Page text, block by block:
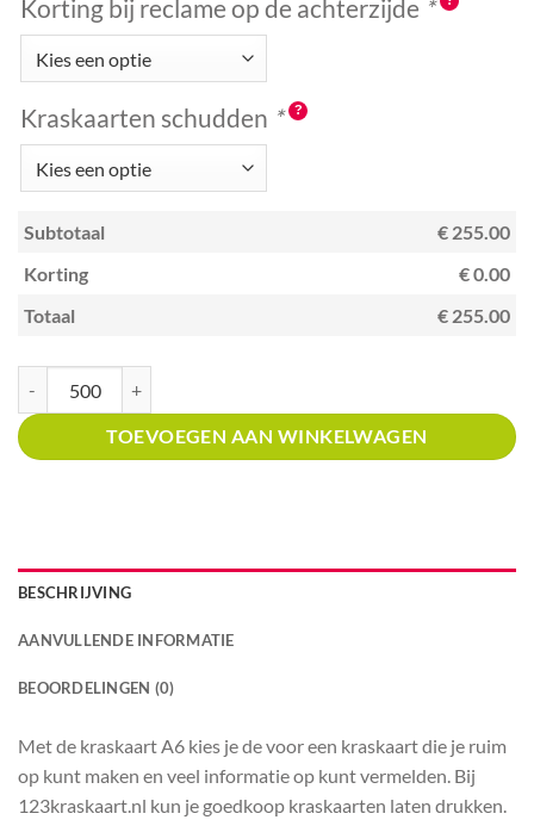
Korting bij reclame op de achterzijde *
Kraskaarten schudden *
Subtotaal
€ 255.00
Korting
€ 0.00
Totaal
€ 255.00
TOEVOEGEN AAN WINKELWAGEN
BESCHRIJVING
AANVULLENDE INFORMATIE
BEOORDELINGEN (0)
Met de kraskaart A6 kies je de voor een kraskaart die je ruim
op kunt maken en veel informatie op kunt vermelden. Bij
123kraskaart.nl kun je goedkoop kraskaarten laten drukken.